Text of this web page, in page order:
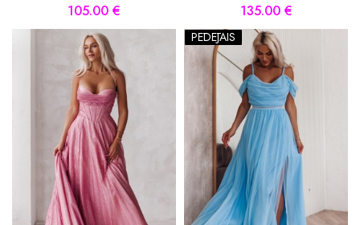
105.00 €
135.00 €
PĒDĒJAIS